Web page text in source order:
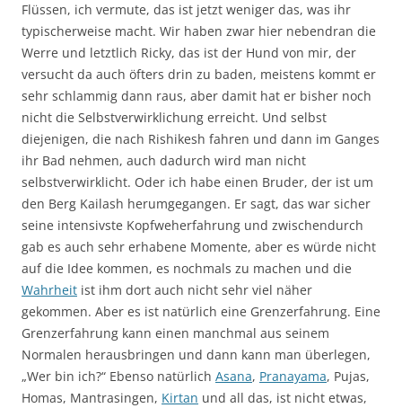
Flüssen, ich vermute, das ist jetzt weniger das, was ihr
typischerweise macht. Wir haben zwar hier nebendran die
Werre und letztlich Ricky, das ist der Hund von mir, der
versucht da auch öfters drin zu baden, meistens kommt er
sehr schlammig dann raus, aber damit hat er bisher noch
nicht die Selbstverwirklichung erreicht. Und selbst
diejenigen, die nach Rishikesh fahren und dann im Ganges
ihr Bad nehmen, auch dadurch wird man nicht
selbstverwirklicht. Oder ich habe einen Bruder, der ist um
den Berg Kailash herumgegangen. Er sagt, das war sicher
seine intensivste Kopfweherfahrung und zwischendurch
gab es auch sehr erhabene Momente, aber es würde nicht
auf die Idee kommen, es nochmals zu machen und die
Wahrheit ist ihm dort auch nicht sehr viel näher
gekommen. Aber es ist natürlich eine Grenzerfahrung. Eine
Grenzerfahrung kann einen manchmal aus seinem
Normalen herausbringen und dann kann man überlegen,
„Wer bin ich?“ Ebenso natürlich Asana, Pranayama, Pujas,
Homas, Mantrasingen, Kirtan und all das, ist nicht etwas,